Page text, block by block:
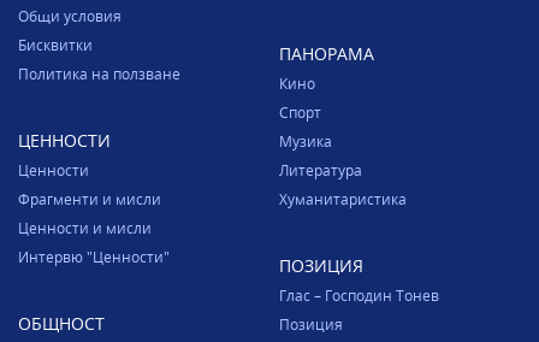
Общи условия
Бисквитки
Политика на ползване
ЦЕННОСТИ
Ценности
Фрагменти и мисли
Ценности и мисли
Интервю "Ценности"
ОБЩНОСТ
ПАНОРАМА
Кино
Спорт
Музика
Литература
Хуманитаристика
ПОЗИЦИЯ
Глас – Господин Тонев
Позиция